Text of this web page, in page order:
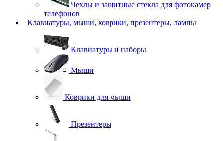
Чехлы и защитные стекла для фотокамер
телефонов
Клавиатуры, мыши, коврики, презентеры, лампы
Клавиатуры и наборы
Мыши
Коврики для мыши
Презентеры